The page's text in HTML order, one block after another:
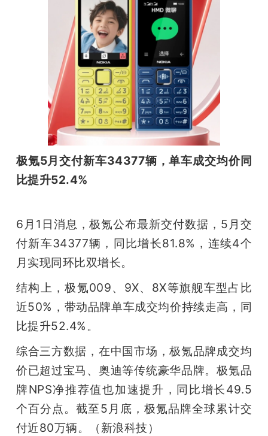
极氪5月交付新车34377辆，单车成交均价同
比提升52.4%
6月1日消息，极氪公布最新交付数据，5月交
付新车34377辆，同比增长81.8%，连续4个
月实现同环比双增长。
结构上，极氪009、9X、8X等旗舰车型占比
近50%，带动品牌单车成交均价持续走高，同
比提升52.4%。
综合三方数据，在中国市场，极氪品牌成交均
价已超过宝马、奥迪等传统豪华品牌。极氪品
牌NPS净推荐值也加速提升，同比增长49.5
个百分点。截至5月底，极氪品牌全球累计交
付近80万辆。（新浪科技）